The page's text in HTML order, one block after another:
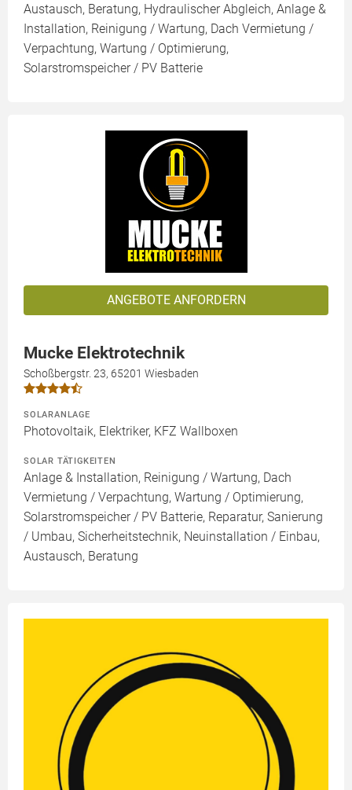
Austausch, Beratung, Hydraulischer Abgleich, Anlage &
Installation, Reinigung / Wartung, Dach Vermietung /
Verpachtung, Wartung / Optimierung,
Solarstromspeicher / PV Batterie
ANGEBOTE ANFORDERN
Mucke Elektrotechnik
Schoßbergstr. 23, 65201 Wiesbaden
SOLARANLAGE
Photovoltaik, Elektriker, KFZ Wallboxen
SOLAR TÄTIGKEITEN
Anlage & Installation, Reinigung / Wartung, Dach
Vermietung / Verpachtung, Wartung / Optimierung,
Solarstromspeicher / PV Batterie, Reparatur, Sanierung
/ Umbau, Sicherheitstechnik, Neuinstallation / Einbau,
Austausch, Beratung